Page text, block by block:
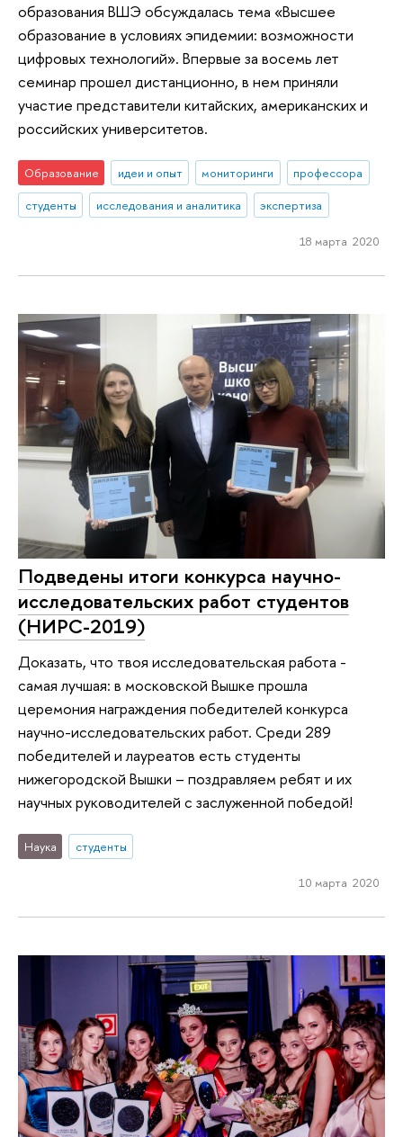
образования ВШЭ обсуждалась тема «Высшее
образование в условиях эпидемии: возможности
цифровых технологий». Впервые за восемь лет
семинар прошел дистанционно, в нем приняли
участие представители китайских, американских и
российских университетов.
Образование идеи и опыт мониторинги
профессора
студенты
исследования и аналитика экспертиза
18 марта 2020
Подведены итоги конкурса научно-
исследовательских работ студентов
(НИРС-2019)
Доказать, что твоя исследовательская работа -
самая лучшая: в московской Вышке прошла
церемония награждения победителей конкурса
научно-исследовательских работ. Среди 289
победителей и лауреатов есть студенты
нижегородской Вышки – поздравляем ребят и их
научных руководителей с заслуженной победой!
Наука студенты
10 марта 2020